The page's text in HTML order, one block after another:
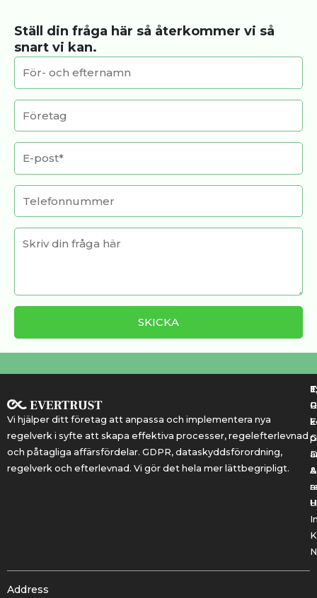
Ställ din fråga här så återkommer vi så
snart vi kan.
Vi hjälper ditt företag att anpassa och implementera nya
regelverk i syfte att skapa effektiva processer, regelefterlevnad
och påtagliga affärsfördelar. GDPR, dataskyddsförordning,
regelverk och efterlevnad. Vi gör det hela mer lättbegripligt.
&
Address